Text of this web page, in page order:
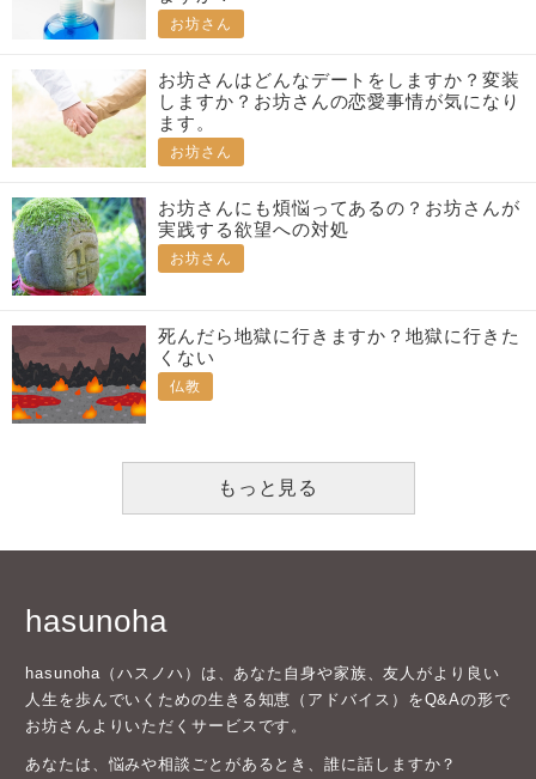
お坊さん
お坊さんはどんなデートをしますか？変装
しますか？お坊さんの恋愛事情が気になり
ます。
お坊さん
お坊さんにも煩悩ってあるの？お坊さんが
実践する欲望への対処
お坊さん
死んだら地獄に行きますか？地獄に行きた
くない
仏教
もっと見る
hasunoha
hasunoha（ハスノハ）は、あなた自身や家族、友人がより良い
人生を歩んでいくための生きる知恵（アドバイス）をQ&Aの形で
お坊さんよりいただくサービスです。
あなたは、悩みや相談ごとがあるとき、誰に話しますか？